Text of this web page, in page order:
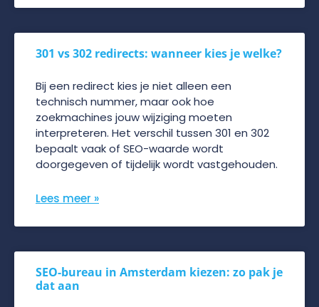
301 vs 302 redirects: wanneer kies je welke?
Bij een redirect kies je niet alleen een
technisch nummer, maar ook hoe
zoekmachines jouw wijziging moeten
interpreteren. Het verschil tussen 301 en 302
bepaalt vaak of SEO-waarde wordt
doorgegeven of tijdelijk wordt vastgehouden.
Lees meer »
SEO-bureau in Amsterdam kiezen: zo pak je
dat aan